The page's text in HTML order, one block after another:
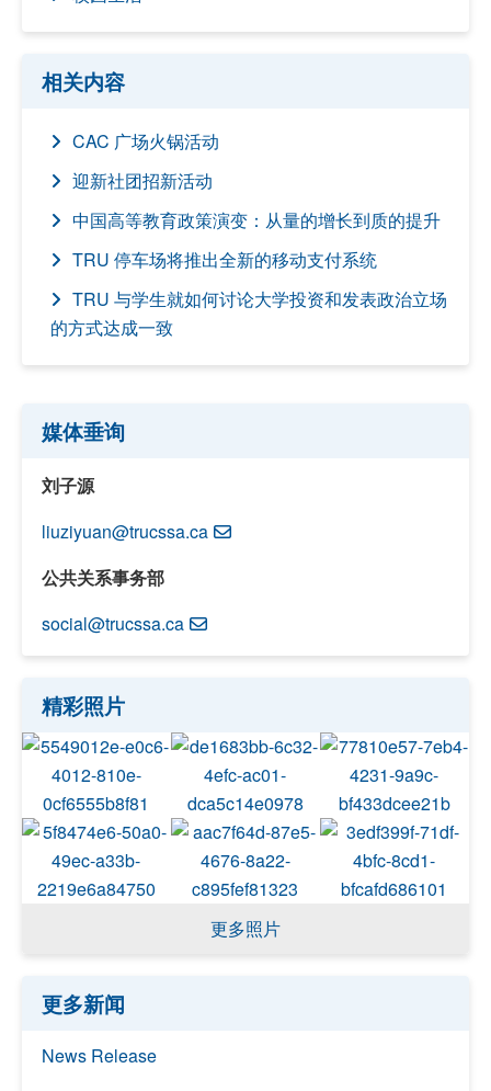
相关内容
CAC 广场火锅活动
迎新社团招新活动
中国高等教育政策演变：从量的增长到质的提升
TRU 停车场将推出全新的移动支付系统
TRU 与学生就如何讨论大学投资和发表政治立场
的方式达成一致
媒体垂询
刘子源
liuziyuan@trucssa.ca
公共关系事务部
social@trucssa.ca
精彩照片
更多照片
更多新闻
News Release